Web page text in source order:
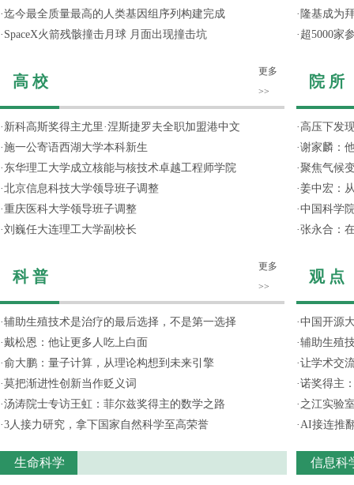
·迄今最全质量最高的人类基因组序列构建完成
· SpaceX火箭残骸撞击月球 月面出现撞击坑
高 校
更多
>>
· 新科高斯奖得主尤里·涅斯捷罗夫全职加盟港中文
·施一公寄语西湖大学本科新生
· 东华理工大学成立核能与核技术卓越工程师学院
·北京信息科技大学领导班子调整
·重庆医科大学领导班子调整
·刘巍任大连理工大学副校长
科 普
更多
>>
·辅助生殖技术是治疗的最后选择，不是第一选择
·戴松恩：他让更多人吃上白面
·俞大鹏：量子计算，从理论构想到未来引擎
·莫把渐进性创新当作贬义词
·汤涛院士专访王虹：菲尔兹奖得主的数学之路
·3人接力研究，拿下国家自然科学至高荣誉
生命科学
· 隆基成为
· 超5000家
院 所
· 高压下发
·谢家麟：
·聚焦气候
·姜中宏：
·中国科学
·张永合：
观 点
·中国开源
·辅助生殖
·让学术交
·诺奖得主
· 之江实验
·AI接连推
信息科